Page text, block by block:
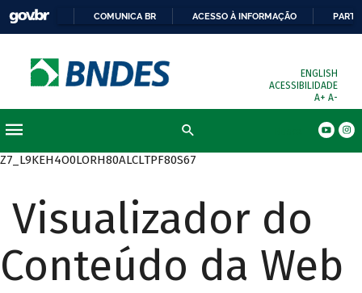
COMUNICA BR ACESSO À INFORMAÇÃO
ENGLISH
ACESSIBILIDADE
A+ A-
Z7_L9KEH4O0LORH80ALCLTPF80S67
Visualizador do
Conteúdo da Web